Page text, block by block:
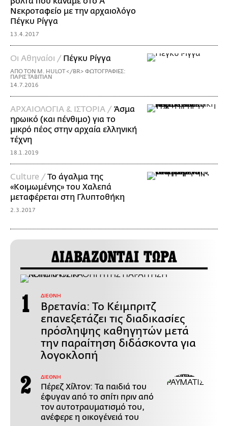
Νεκροταφείο με την αρχαιολόγο
Πέγκυ Ρίγγα
13.4.2017
Οι Αθηναίοι / Πέγκυ Ρίγγα
ΑΠΟ ΤΟΝ Μ. HULOT </BR> ΦΩΤΟΓΡΑΦΙΕΣ:
ΠΑΡΙΣ ΤΑΒΙΤΙΑΝ
14.7.2016
ΑΡΧΑΙΟΛΟΓΙΑ & ΙΣΤΟΡΙΑ / Άσμα
ηρωικό (και πένθιμο) για το
μικρό πέος στην αρχαία ελληνική
τέχνη
18.1.2019
Culture /Το άγαλμα της
«Κοιμωμένης» του Χαλεπά
μεταφέρεται στη Γλυπτοθήκη
2.3.2017
ΔΙΑΒΑΖΟΝΤΑΙ ΤΩΡΑ
ΔΙΕΘΝΗ
Βρετανία: Το Κέιμπριτζ
επανεξετάζει τις διαδικασίες
πρόσληψης καθηγητών μετά
την παραίτηση διδάσκοντα για
λογοκλοπή
ΔΙΕΘΝΗ
Πέρεζ Χίλτον: Τα παιδιά του
έφυγαν από το σπίτι πριν από
τον αυτοτραυματισμό του,
ανέφερε η οικογένειά του